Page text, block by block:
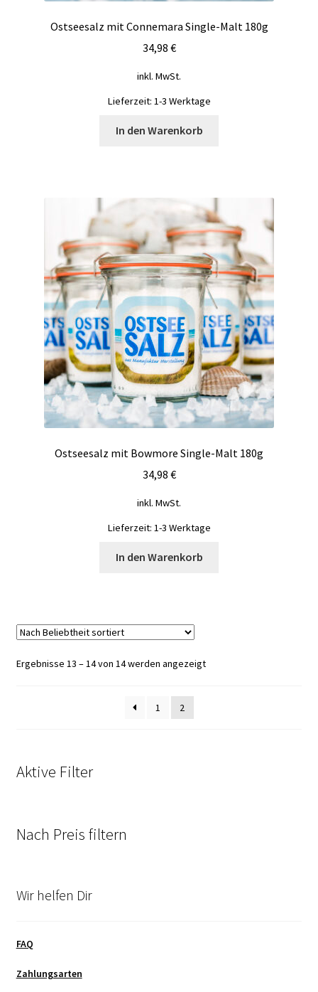
Ostseesalz mit Connemara Single-Malt 180g
34,98 €
inkl. MwSt.
Lieferzeit: 1-3 Werktage
In den Warenkorb
Ostseesalz mit Bowmore Single-Malt 180g
34,98 €
inkl. MwSt.
Lieferzeit: 1-3 Werktage
In den Warenkorb
Ergebnisse 13 – 14 von 14 werden angezeigtNach
1
2
Aktive Filter
Nach Preis filtern
Wir helfen Dir
FAQ
Zahlungsarten